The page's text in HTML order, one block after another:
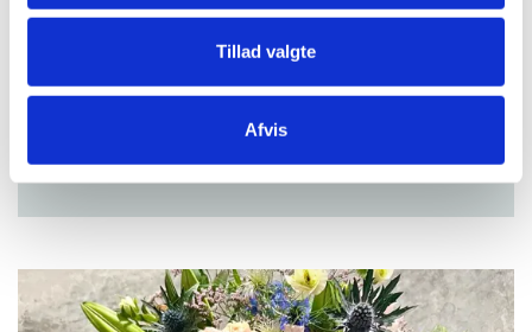
Tillad valgte
Afvis
estilo.dk